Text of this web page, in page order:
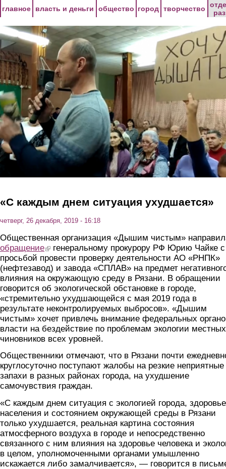
главное власть и деньги общество город творчество
«С каждым днем ситуация ухудшается»
четверг, 26 декабря, 2019 - 16:18
Общественная организация «Дышим чистым»
обращение(link is external)
генеральному прокурору РФ Юрию Чайке с
просьбой провести проверку деятельности АО «РНПК»
(нефтезавод) и завода «СПЛАВ» на предмет
влияния на окружающую среду в Рязани. В обращении
говорится об экологической обстановке в городе,
«стремительно ухудшающейся с мая 2019 года в
результате неконтролируемых выбросов». «Дышим
чистым» хочет привлечь внимание федеральных
власти на бездействие по проблемам экологии местных
чиновников всех уровней.
Общественники отмечают, что в Рязани почти
круглосуточно поступают жалобы на резкие неприятные
запахи в разных районах города, на ухудшение
самочувствия граждан.
«С каждым днем ситуация с экологией города,
населения и состоянием окружающей среды в Рязани
только ухудшается, реальная картина состояния
атмосферного воздуха в городе и непосредственно
связанного с ним влияния на здоровье человека и
в целом, уполномоченными органами умышленно
искажается либо замалчивается», — говорится в